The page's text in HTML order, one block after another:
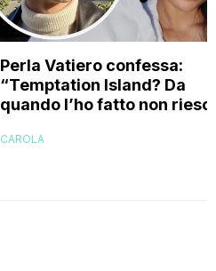
Perla Vatiero confessa:
“Temptation Island? Da
quando l’ho fatto non
CAROLA